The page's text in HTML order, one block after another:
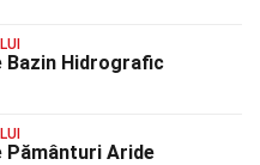
Bazin Hidrografic
Pământuri Aride